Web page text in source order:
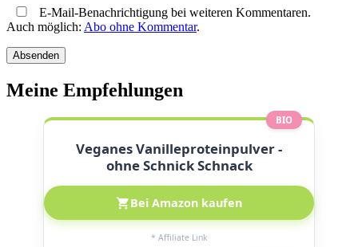
E-Mail-Benachrichtigung bei weiteren Kommentaren.
Auch möglich: Abo ohne Kommentar.
Meine Empfehlungen
BIO
Veganes Vanilleproteinpulver -
ohne Schnick Schnack
Bei Amazon kaufen
* Affiliate Link